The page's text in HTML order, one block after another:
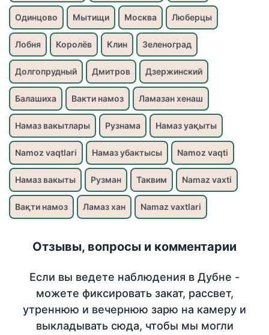
Одинцово Мытищи Москва Люберцы
Лобня Королёв Клин Зеленоград
Долгопрудный Дмитров Дзержинский
Балашиха Вакти намоз Ламазан хенаш
Намаз вакытлары Рузнама Намаз уақыты
Namoz vaqtlari Намаз убактысы Namoz vaqti
Намаз вакыты Рузман Таквим Namaz vaxti
Вақти намоз Ламаз хан Namaz vaxtlari
Отзывы, вопросы и комментарии
Если вы ведете наблюдения в Дубне -
можете фиксировать закат, рассвет,
утреннюю и вечернюю зарю на камеру и
выкладывать сюда, чтобы мы могли